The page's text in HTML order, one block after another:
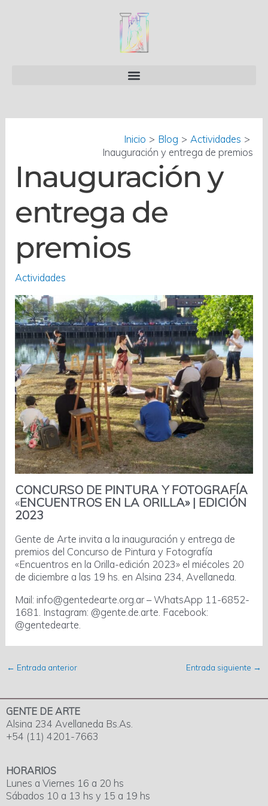
Inicio Blog
Actividades
Inauguración y entrega de premios
Inauguración y
entrega de
premios
Actividades
CONCURSO DE PINTURA Y FOTOGRAFÍA
«ENCUENTROS EN LA ORILLA» | EDICIÓN
2023
Gente de Arte invita a la inauguración y entrega de
premios del Concurso de Pintura y Fotografía
«Encuentros en la Orilla-edición 2023» el miécoles 20
de diciembre a las 19 hs. en Alsina 234, Avellaneda.
Mail: info@gentedearte.org.ar – WhatsApp 11-6852-
1681. Instagram: @gente.de.arte. Facebook:
@gentedearte.
← Entrada anterior Entrada siguiente →
GENTE DE ARTE
Alsina 234 Avellaneda Bs.As.
+54 (11) 4201-7663
HORARIOS
Lunes a Viernes 16 a 20 hs
Sábados 10 a 13 hs y 15 a 19 hs